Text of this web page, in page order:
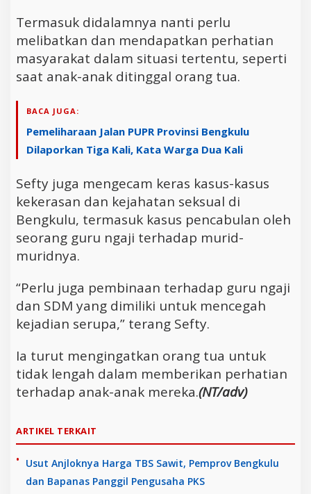
Termasuk didalamnya nanti perlu
melibatkan dan mendapatkan perhatian
masyarakat dalam situasi tertentu, seperti
saat anak-anak ditinggal orang tua.
BACA JUGA:
Pemeliharaan Jalan PUPR Provinsi Bengkulu
Dilaporkan Tiga Kali, Kata Warga Dua Kali
Sefty juga mengecam keras kasus-kasus
kekerasan dan kejahatan seksual di
Bengkulu, termasuk kasus pencabulan oleh
seorang guru ngaji terhadap murid-
muridnya.
“Perlu juga pembinaan terhadap guru ngaji
dan SDM yang dimiliki untuk mencegah
kejadian serupa,” terang Sefty.
Ia turut mengingatkan orang tua untuk
tidak lengah dalam memberikan perhatian
terhadap anak-anak mereka.(NT/adv)
ARTIKEL TERKAIT
Usut Anjloknya Harga TBS Sawit, Pemprov Bengkulu
dan Bapanas Panggil Pengusaha PKS